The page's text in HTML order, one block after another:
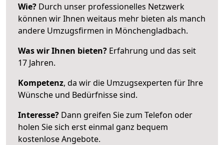
Wie? Durch unser professionelles Netzwerk
können wir Ihnen weitaus mehr bieten als manch
andere Umzugsfirmen in Mönchengladbach.
Was wir Ihnen bieten? Erfahrung und das seit
17 Jahren.
Kompetenz, da wir die Umzugsexperten für Ihre
Wünsche und Bedürfnisse sind.
Interesse? Dann greifen Sie zum Telefon oder
holen Sie sich erst einmal ganz bequem
kostenlose Angebote.